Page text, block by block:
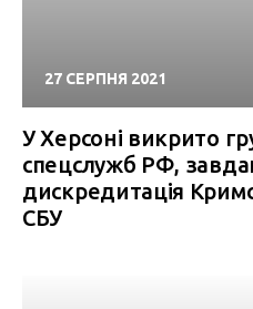
27 СЕРПНЯ 2021
У Херсоні викрито
спецслужб РФ,
дискредитація
СБУ